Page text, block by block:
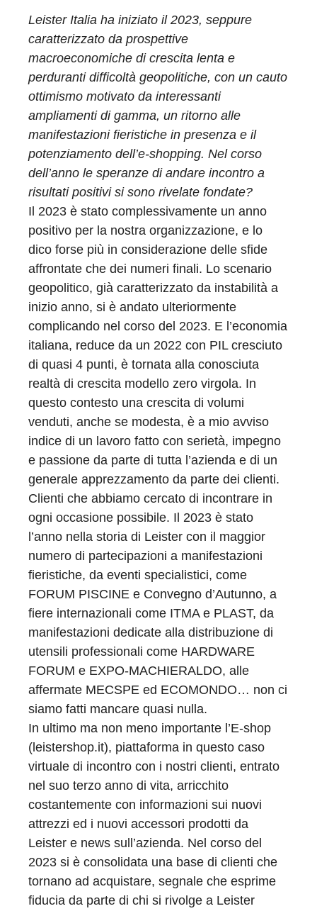
Leister Italia ha iniziato il 2023, seppure
caratterizzato da prospettive
macroeconomiche di crescita lenta e
perduranti difficoltà geopolitiche, con un cauto
ottimismo motivato da interessanti
ampliamenti di gamma, un ritorno alle
manifestazioni fieristiche in presenza e il
potenziamento dell’e-shopping. Nel corso
dell’anno le speranze di andare incontro a
risultati positivi si sono rivelate fondate?
Il 2023 è stato complessivamente un anno
positivo per la nostra organizzazione, e lo
dico forse più in considerazione delle sfide
affrontate che dei numeri finali. Lo scenario
geopolitico, già caratterizzato da instabilità a
inizio anno, si è andato ulteriormente
complicando nel corso del 2023. E l’economia
italiana, reduce da un 2022 con PIL cresciuto
di quasi 4 punti, è tornata alla conosciuta
realtà di crescita modello zero virgola. In
questo contesto una crescita di volumi
venduti, anche se modesta, è a mio avviso
indice di un lavoro fatto con serietà, impegno
e passione da parte di tutta l’azienda e di un
generale apprezzamento da parte dei clienti.
Clienti che abbiamo cercato di incontrare in
ogni occasione possibile. Il 2023 è stato
l’anno nella storia di Leister con il maggior
numero di partecipazioni a manifestazioni
fieristiche, da eventi specialistici, come
FORUM PISCINE e Convegno d’Autunno, a
fiere internazionali come ITMA e PLAST, da
manifestazioni dedicate alla distribuzione di
utensili professionali come HARDWARE
FORUM e EXPO-MACHIERALDO, alle
affermate MECSPE ed ECOMONDO… non ci
siamo fatti mancare quasi nulla.
In ultimo ma non meno importante l’E-shop
(leistershop.it), piattaforma in questo caso
virtuale di incontro con i nostri clienti, entrato
nel suo terzo anno di vita, arricchito
costantemente con informazioni sui nuovi
attrezzi ed i nuovi accessori prodotti da
Leister e news sull’azienda. Nel corso del
2023 si è consolidata una base di clienti che
tornano ad acquistare, segnale che esprime
fiducia da parte di chi si rivolge a Leister